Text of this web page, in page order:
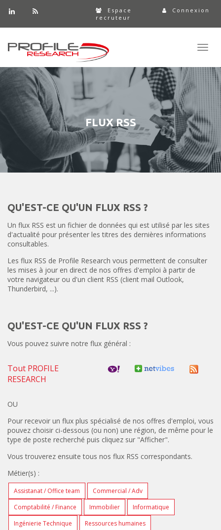
Connexion
Espace
recruteur
FLUX RSS
QU'EST-CE QU'UN FLUX RSS ?
Un flux RSS est un fichier de données qui est utilisé par les sites
d'actualité pour présenter les titres des dernières informations
consultables.
Les flux RSS de Profile Research vous permettent de consulter
les mises à jour en direct de nos offres d'emploi à partir de
votre navigateur ou d'un client RSS (client mail Outlook,
Thunderbird, ...).
QU'EST-CE QU'UN FLUX RSS ?
Vous pouvez suivre notre flux général :
Tout PROFILE
RESEARCH
OU
Pour recevoir un flux plus spécialisé de nos offres d'emploi, vous
pouvez choisir ci-dessous (ou non) une région, de même pour le
type de poste recherché puis cliquez sur "Afficher".
Vous trouverez ensuite tous nos flux RSS correspondants.
Métier(s) :
Assistanat / Office team
Commercial / Adv
Comptabilité / Finance
Immobilier
Informatique
Ingénierie Technique
Ressources humaines